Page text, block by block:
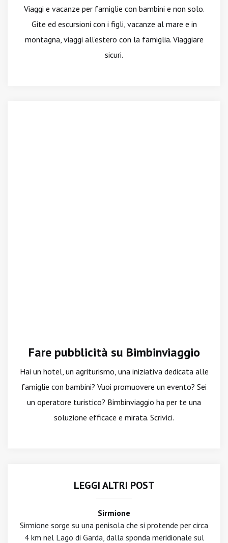
Viaggi e vacanze per famiglie con bambini e non solo.
Gite ed escursioni con i figli, vacanze al mare e in
montagna, viaggi all'estero con la famiglia. Viaggiare
sicuri.
Fare pubblicità su Bimbinviaggio
Hai un hotel, un agriturismo, una iniziativa dedicata alle
famiglie con bambini? Vuoi promuovere un evento? Sei
un operatore turistico? Bimbinviaggio ha per te una
soluzione efficace e mirata. Scrivici.
LEGGI ALTRI POST
Sirmione
Sirmione sorge su una penisola che si protende per circa
4 km nel Lago di Garda, dalla sponda meridionale sul